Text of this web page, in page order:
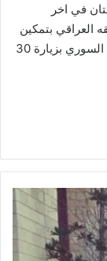
في اخر
بلدا فحسب يسبقه العراقي بتمكين
صاحبه من النفاذ الى 29 بلدا دون التاشيرة وقبله السوري بزيارة 30